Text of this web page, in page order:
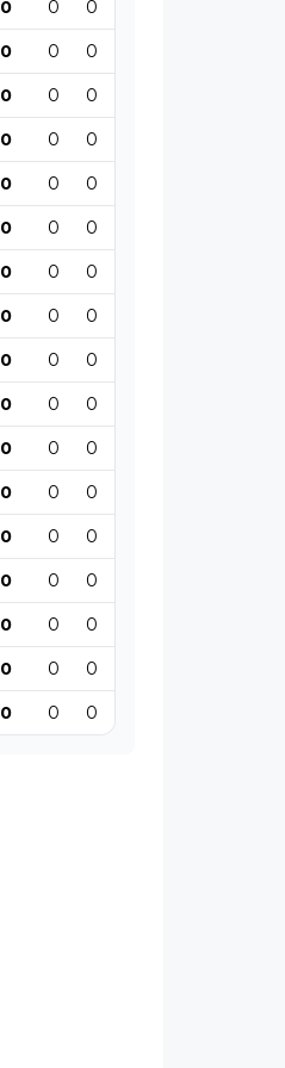
0 0 0
0 0 0
0 0 0
0 0 0
0 0 0
0 0 0
0 0 0
0 0 0
0 0 0
0 0 0
0 0 0
0 0 0
0 0 0
0 0 0
0 0 0
0 0 0
0 0 0